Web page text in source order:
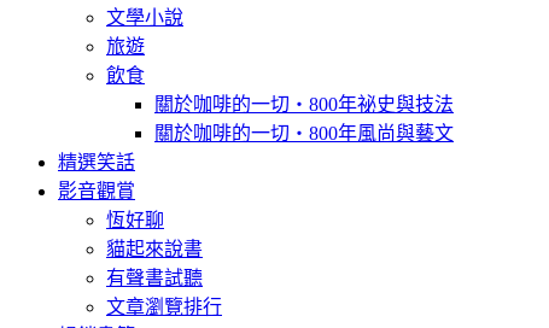
文學小說
旅遊
飲食
關於咖啡的一切‧800年祕史與技法
關於咖啡的一切‧800年風尚與藝文
精選笑話
影音觀賞
恆好聊
貓起來說書
有聲書試聽
文章瀏覽排行